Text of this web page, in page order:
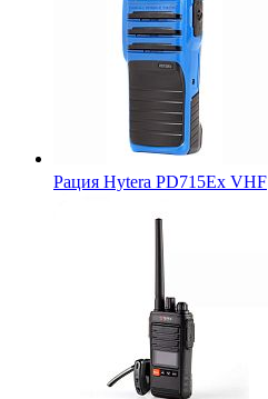
Рация Hytera PD715Ex VHF